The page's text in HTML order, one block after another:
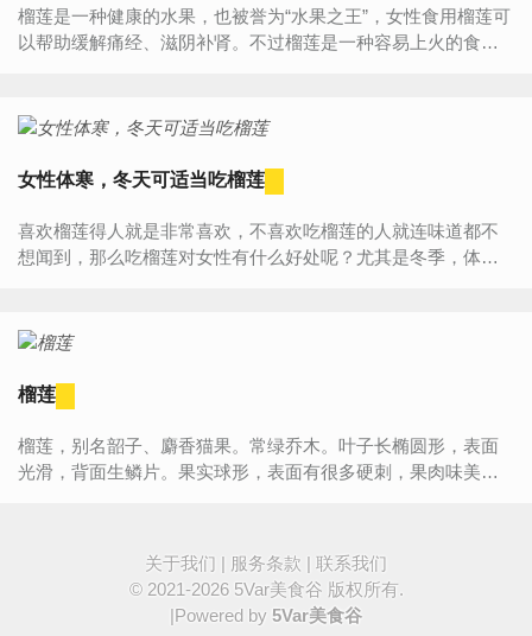
榴莲是一种健康的水果，也被誉为“水果之王”，女性食用榴莲可
以帮助缓解痛经、滋阴补肾。不过榴莲是一种容易上火的食
女性体寒，冬天可适当吃榴莲
喜欢榴莲得人就是非常喜欢，不喜欢吃榴莲的人就连味道都不
想闻到，那么吃榴莲对女性有什么好处呢？尤其是冬季，体寒
榴莲
榴莲，别名韶子、麝香猫果。常绿乔木。叶子长椭圆形，表面
光滑，背面生鳞片。果实球形，表面有很多硬刺，果肉味美，
关于我们 | 服务条款 | 联系我们
© 2021-2026 5Var美食谷 版权所有.
|Powered by 5Var美食谷